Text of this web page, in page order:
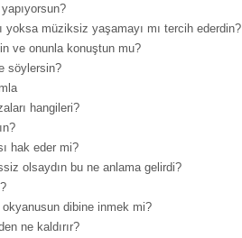
yoksa müziksiz yaşamayı mı tercih ederdin?
ve onunla konuştun mu?
söylersin?
hangileri?
hak eder mi?
olsaydın bu ne anlama gelirdi?
dibine inmek mi?
ne kaldırır?